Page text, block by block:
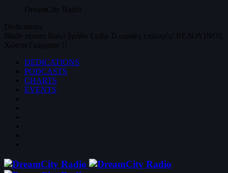
DreamCity Radio
Dedications
Blade runner Καλό βράδυ Lydia Τι ωραίες επιλογές! ΒΕΔΟΥΙΝΟΣ
Χώστα Γιώργαρε !!
DEDICATIONS
PODCASTS
CHARTS
EVENTS